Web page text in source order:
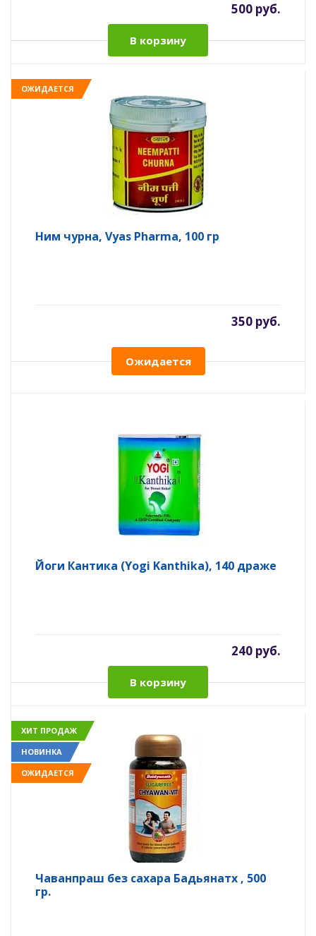
500 руб.
В корзину
ОЖИДАЕТСЯ
Ним чурна, Vyas Pharma, 100 гр
350 руб.
Ожидается
Йоги Кантика (Yogi Kanthika), 140 драже
240 руб.
В корзину
ХИТ ПРОДАЖ
НОВИНКА
ОЖИДАЕТСЯ
Чаванпраш без сахара Бадьянатх , 500
гр.